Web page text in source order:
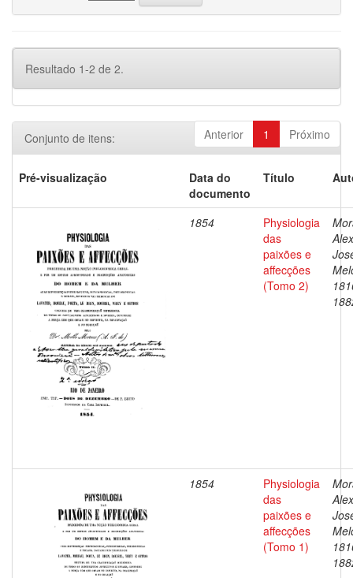
Resultado 1-2 de 2.
Anterior 1 Próximo
Conjunto de itens:
Pré-visualização
Data do
documento
Título
1854
Physiologia
das
paixões e
affecções
(Tomo 2)
1854
Physiologia
das
paixões e
affecções
(Tomo 1)